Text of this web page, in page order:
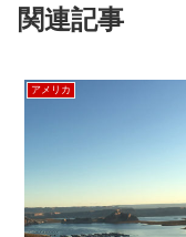
関連記事
アメリカ